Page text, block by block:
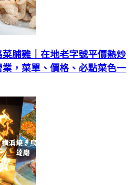
菜脯雞｜在地老字號平價熱炒
，菜單、價格、必點菜色一